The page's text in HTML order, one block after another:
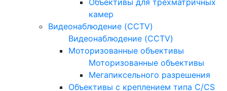
Объективы для трехматричных
камер
Видеонаблюдение (CCTV)
Видеонаблюдение (CCTV)
Моторизованные объективы
Моторизованные объективы
Мегапиксельного разрешения
Объективы с креплением типа C/CS